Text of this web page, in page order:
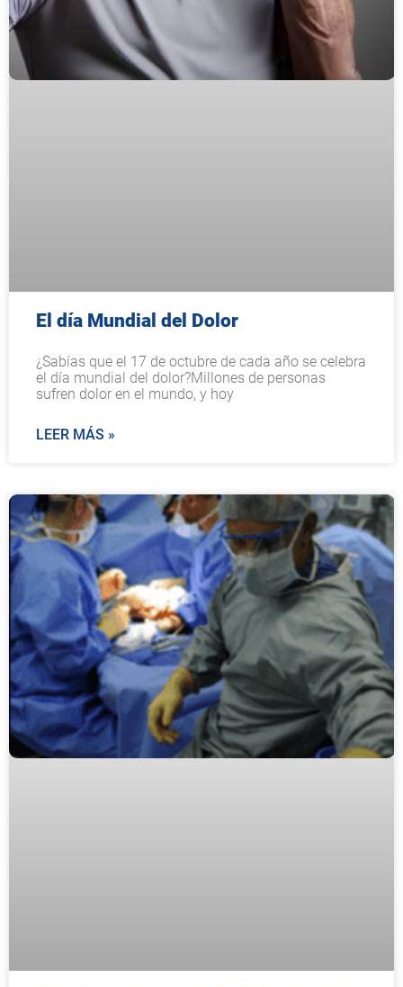
El día Mundial del Dolor
¿Sabías que el 17 de octubre de cada año se celebra
el día mundial del dolor?Millones de personas
sufren dolor en el mundo, y hoy
LEER MÁS »